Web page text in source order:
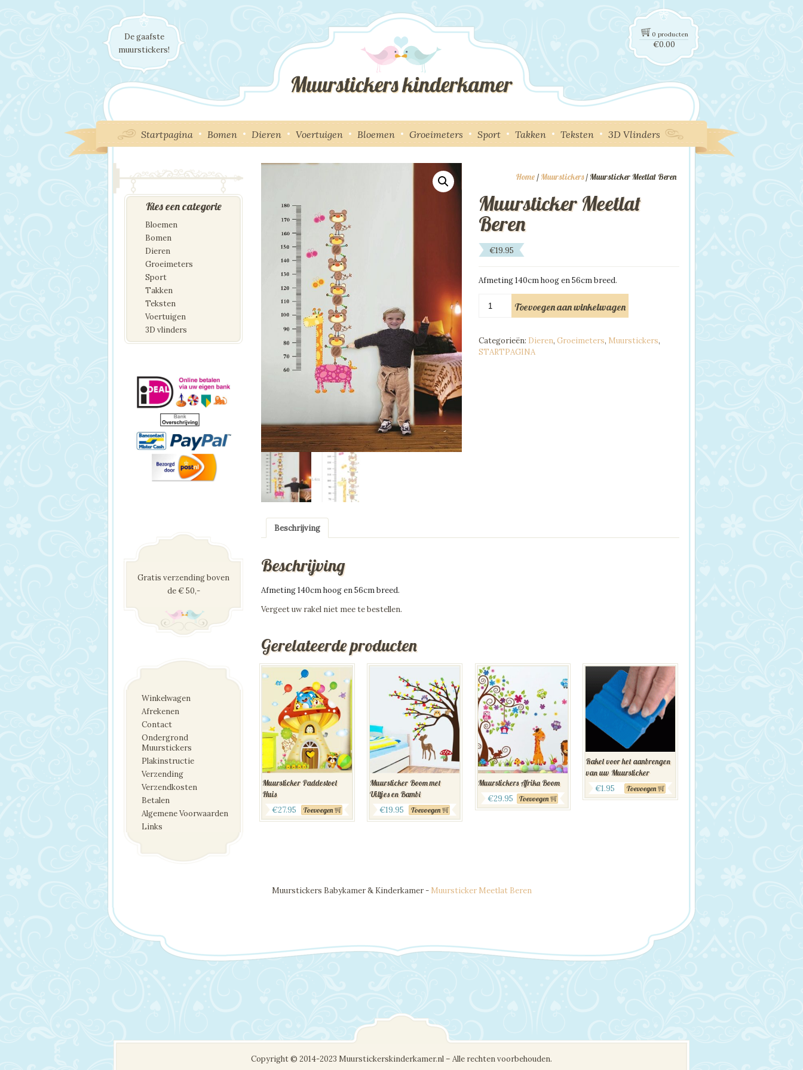
De gaafste
muurstickers!
0 producten
€0.00
Startpagina Bomen Dieren Voertuigen Bloemen Groeimeters Sport Takken Teksten 3D Vlinders
Home / Muurstickers/ Muursticker Meetlat Beren
Muursticker Meetlat
Beren
€19.95
Afmeting 140cm hoog en 56cm breed.
Meetlat
Toevoegen aan winkelwagen
Categorieën: Dieren, Groeimeters, Muurstickers,
STARTPAGINA
Beschrijving
Beschrijving
Afmeting 140cm hoog en 56cm breed.
Vergeet uw rakel niet mee te bestellen.
Gerelateerde producten
Muursticker Paddestoel
Huis
€27.95 Toevoegen
Muursticker Boom met
Uiltjes en Bambi
€19.95 Toevoegen
Muurstickers Afrika Boom
€29.95 Toevoegen
Rakel voor het aanbrengen
van uw Muursticker
€1.95 Toevoegen
Kies een categorie
Bloemen
Bomen
Dieren
Groeimeters
Sport
Takken
Teksten
Voertuigen
3D vlinders
Gratis verzending boven
de € 50,-
Winkelwagen
Afrekenen
Contact
Ondergrond
Muurstickers
Plakinstructie
Verzending
Verzendkosten
Betalen
Algemene Voorwaarden
Links
Muurstickers Babykamer & Kinderkamer - Muursticker Meetlat Beren
Copyright © 2014-2023 Muurstickerskinderkamer.nl – Alle rechten voorbehouden.